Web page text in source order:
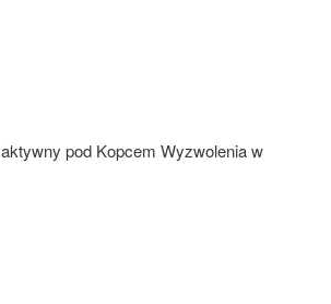
pod Kopcem Wyzwolenia w